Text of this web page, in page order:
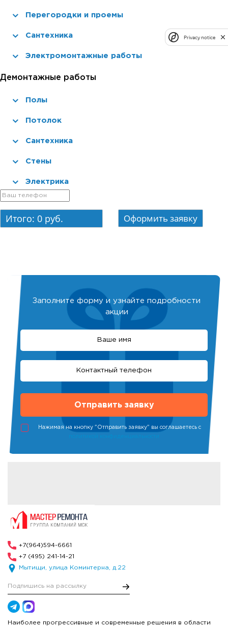
Перегородки и проемы
Сантехника
Электромонтажные работы
Демонтажные работы
Полы
Потолок
Сантехника
Стены
Электрика
Итого: 0руб.
Заполните форму и узнайте подробности
акции
Нажимая на кнопку "Отправить заявку" вы соглашаетесь с
политикой конфиденциальности
+7(964)594-6661
+7 (495) 241-14-21
Мытищи, улица Коминтерна, д.22
Наиболее прогрессивные и современные решения в области
Privacy notice